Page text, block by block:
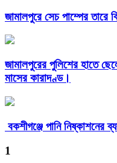
জামালপুরে সেচ পাম্পের তারে
জামালপুরের পুলিশের হাতে
মাসের কারাদণ্ড।
বকশীগঞ্জে পানি নিষ্কাশনের
1